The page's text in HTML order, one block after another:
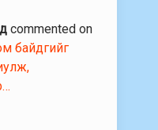
commented on
байдгийг